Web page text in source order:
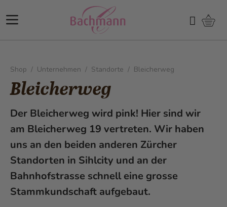
Suchen
Shop / Unternehmen / Standorte / Bleicherweg
Bleicherweg
Der Bleicherweg wird pink! Hier sind wir
am Bleicherweg 19 vertreten. Wir haben
uns an den beiden anderen Zürcher
Standorten in Sihlcity und an der
Bahnhofstrasse schnell eine grosse
Stammkundschaft aufgebaut.